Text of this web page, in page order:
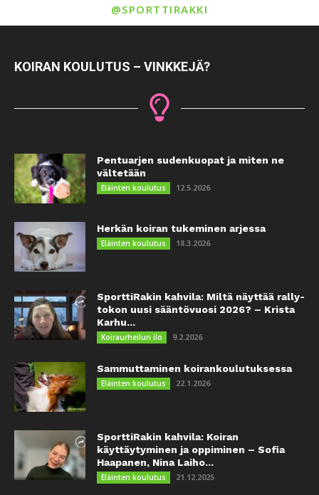
@SPORTTIRAKKI
KOIRAN KOULUTUS – VINKKEJÄ?
Pentuarjen sudenkuopat ja miten ne
vältetään
Eläinten koulutus 12.5.2026
Herkän koiran tukeminen arjessa
Eläinten koulutus 18.3.2026
SporttiRakin kahvila: Miltä näyttää rally-
tokon uusi sääntövuosi 2026? – Krista
Karhu...
Koiraurheilun ilo 9.2.2026
Sammuttaminen koirankoulutuksessa
Eläinten koulutus 22.1.2026
SporttiRakin kahvila: Koiran
käyttäytyminen ja oppiminen – Sofia
Haapanen, Nina Laiho...
Eläinten koulutus 21.12.2025